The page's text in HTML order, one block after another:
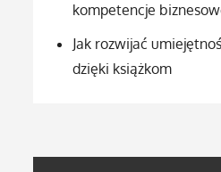
kompetencje
Jak rozwijać
dzięki książkom